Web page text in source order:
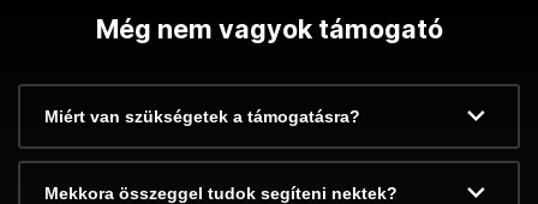
Még nem vagyok támogató
Miért van szükségetek a támogatásra?
Mekkora összeggel tudok segíteni nektek?